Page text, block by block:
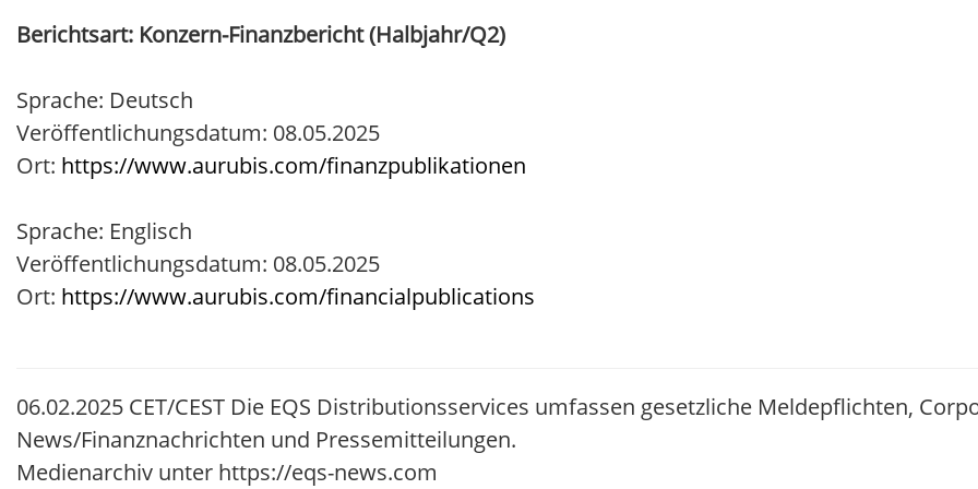
Berichtsart: Konzern-Finanzbericht (Halbjahr/Q2)
Sprache: Deutsch
Veröffentlichungsdatum: 08.05.2025
Ort: https://www.aurubis.com/finanzpublikationen
Sprache: Englisch
Veröffentlichungsdatum: 08.05.2025
Ort: https://www.aurubis.com/financialpublications
06.02.2025 CET/CEST Die EQS Distributionsservices umfassen gesetzliche Meldepflichten,
News/Finanznachrichten und Pressemitteilungen.
Medienarchiv unter https://eqs-news.com